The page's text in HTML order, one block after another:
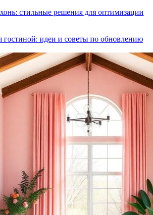
стильные решения для оптимизации
гостиной: идеи и советы по обновлению